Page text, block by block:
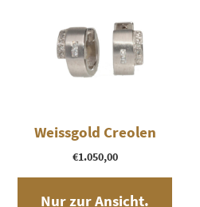
Weissgold Creolen
€1.050,00
Nur zur Ansicht.